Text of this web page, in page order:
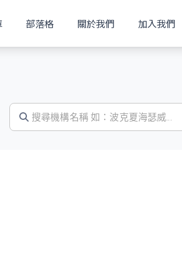
部落格 關於我們 加入我們